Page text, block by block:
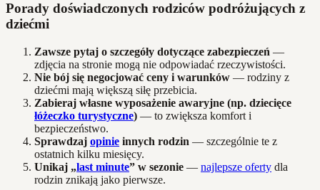
Porady doświadczonych rodziców podróżujących z
dziećmi
Zawsze pytaj o szczegóły dotyczące zabezpieczeń —
zdjęcia na stronie mogą nie odpowiadać rzeczywistości.
Nie bój się negocjować ceny i warunków — rodziny z
dziećmi mają większą siłę przebicia.
Zabieraj własne wyposażenie awaryjne (np. dziecięce
łóżeczko turystyczne) — to zwiększa komfort i
bezpieczeństwo.
Sprawdzaj opinie innych rodzin — szczególnie te z
ostatnich kilku miesięcy.
Unikaj „last minute” w sezonie — najlepsze oferty dla
rodzin znikają jako pierwsze.